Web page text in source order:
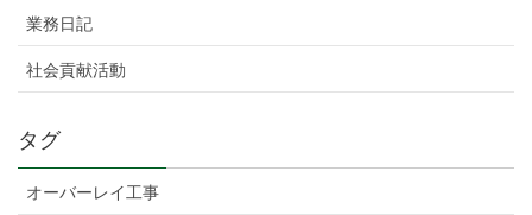
業務日記
社会貢献活動
タグ
オーバーレイ工事